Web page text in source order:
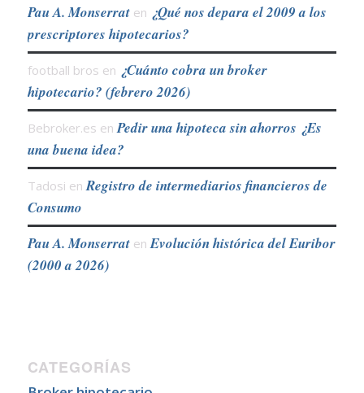
Pau A. Monserraten ¿Qué nos depara el 2009 a los
prescriptores hipotecarios?
football bros en ¿Cuánto cobra un broker
hipotecario? (febrero 2026)
Bebroker.es en Pedir una hipoteca sin ahorros ¿Es
una buena idea?
Tadosi en Registro de intermediarios financieros de
Consumo
Pau A. Monserraten Evolución histórica del Euribor
(2000 a 2026)
CATEGORÍAS